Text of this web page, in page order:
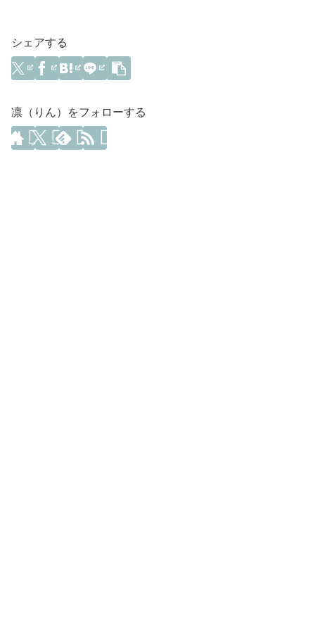
シェアする
凛（りん）をフォローする